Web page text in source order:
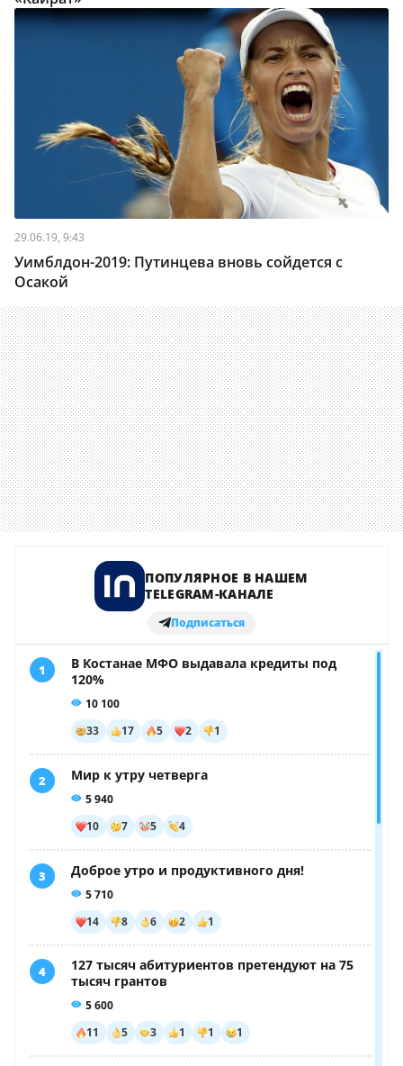
29.06.19, 9:43
Уимблдон-2019: Путинцева вновь сойдется с
Осакой